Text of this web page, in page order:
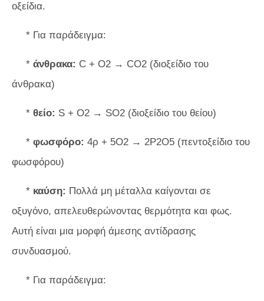
οξείδια.
* Για παράδειγμα:
* άνθρακα: C + O2 → CO2 (διοξείδιο του
άνθρακα)
* θείο: S + O2 → SO2 (διοξείδιο του θείου)
* φωσφόρο: 4ρ + 5Ο2 → 2P2O5 (πεντοξείδιο του
φωσφόρου)
* καύση: Πολλά μη μέταλλα καίγονται σε
οξυγόνο, απελευθερώνοντας θερμότητα και φως.
Αυτή είναι μια μορφή άμεσης αντίδρασης
συνδυασμού.
* Για παράδειγμα: